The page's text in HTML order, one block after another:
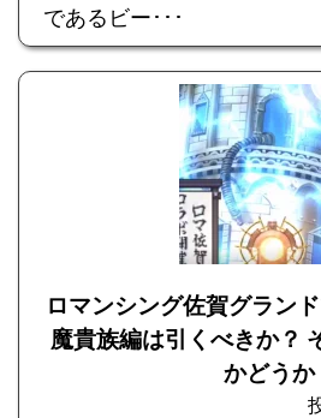
であるビー･･･
ロマンシング佐賀グラン
魔貴族編は引くべきか？
かどうか